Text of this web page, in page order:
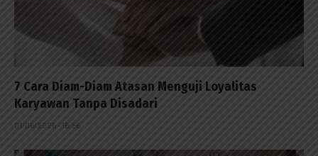
7 Cara Diam-Diam Atasan Menguji Loyalitas
Karyawan Tanpa Disadari
01/06/2026 - 16:56